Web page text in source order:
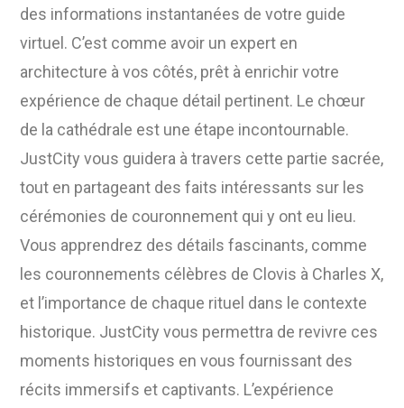
des informations instantanées de votre guide
virtuel. C’est comme avoir un expert en
architecture à vos côtés, prêt à enrichir votre
expérience de chaque détail pertinent. Le chœur
de la cathédrale est une étape incontournable.
JustCity vous guidera à travers cette partie sacrée,
tout en partageant des faits intéressants sur les
cérémonies de couronnement qui y ont eu lieu.
Vous apprendrez des détails fascinants, comme
les couronnements célèbres de Clovis à Charles X,
et l’importance de chaque rituel dans le contexte
historique. JustCity vous permettra de revivre ces
moments historiques en vous fournissant des
récits immersifs et captivants. L’expérience